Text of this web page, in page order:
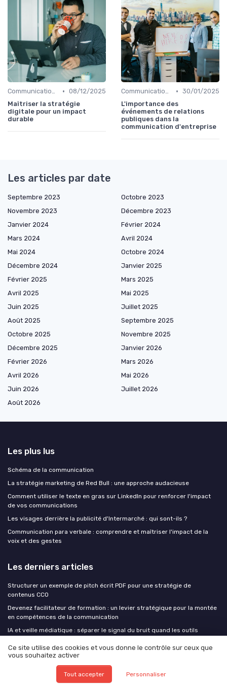
Communication digitale & omnicanale • 08/12/2025
Maîtriser la stratégie
digitale pour un impact
durable
Communication corporate • 30/01/2025
L'importance des
événements de relations
publiques dans la
communication d'entreprise
Les articles par date
Septembre 2023
Octobre 2023
Novembre 2023
Décembre 2023
Janvier 2024
Février 2024
Mars 2024
Avril 2024
Mai 2024
Octobre 2024
Décembre 2024
Janvier 2025
Février 2025
Mars 2025
Avril 2025
Mai 2025
Juin 2025
Juillet 2025
Août 2025
Septembre 2025
Octobre 2025
Novembre 2025
Décembre 2025
Janvier 2026
Février 2026
Mars 2026
Avril 2026
Mai 2026
Juin 2026
Juillet 2026
Août 2026
Les plus lus
Schéma de la communication
La stratégie marketing de Red Bull : une approche audacieuse
Comment utiliser le texte en gras sur LinkedIn pour renforcer l'impact
de vos communications
Les visages derrière la publicité d'Intermarché : qui sont-ils ?
Communication para verbale : comprendre et maîtriser l'impact de la
voix et des gestes
Les derniers articles
Structurer un exemple de pitch écrit PDF pour une stratégie de
contenus CCO
Devenez facilitateur de formation : un levier stratégique pour la montée
en compétences de la communication
IA et veille médiatique : séparer le signal du bruit quand les outils
Construire une roadmap stratégique en communication d’entreprise :
Construire une roadmap stratégique en communication d’entreprise :
exemple complet pour un CCO
Ce site utilise des cookies et vous donne le contrôle sur ceux que
vous souhaitez activer
Tout accepter Personnaliser